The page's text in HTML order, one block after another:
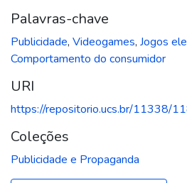
Palavras-chave
Publicidade, Videogames, Jogos
Comportamento do consumidor
URI
https://repositorio.ucs.br/11338/
Coleções
Publicidade e Propaganda